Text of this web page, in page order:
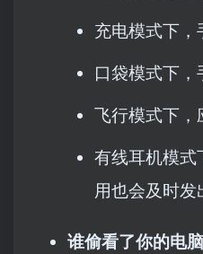
充电模式下
口袋模式下
飞行模式下，
有线耳机模式
用也会及时发
谁偷看了你的电